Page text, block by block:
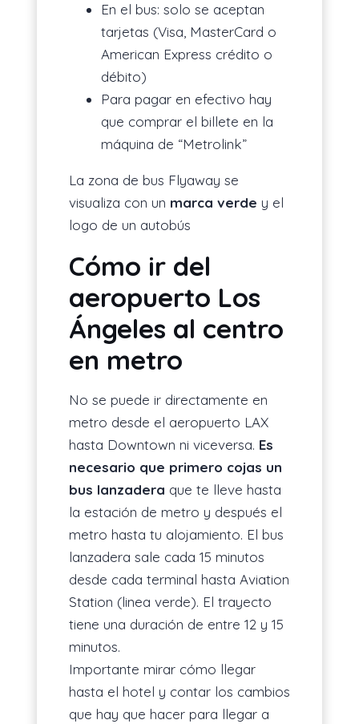
En el bus: solo se aceptan
tarjetas (Visa, MasterCard o
American Express crédito o
débito)
Para pagar en efectivo hay
que comprar el billete en la
máquina de “Metrolink”
La zona de bus Flyaway se
visualiza con un marca verde y el
logo de un autobús
Cómo ir del
aeropuerto Los
Ángeles al centro
en metro
No se puede ir directamente en
metro desde el aeropuerto LAX
hasta Downtown ni viceversa. Es
necesario que primero cojas un
bus lanzadera que te lleve hasta
la estación de metro y después el
metro hasta tu alojamiento. El bus
lanzadera sale cada 15 minutos
desde cada terminal hasta Aviation
Station (linea verde). El trayecto
tiene una duración de entre 12 y 15
minutos.
Importante mirar cómo llegar
hasta el hotel y contar los cambios
que hay que hacer para llegar a